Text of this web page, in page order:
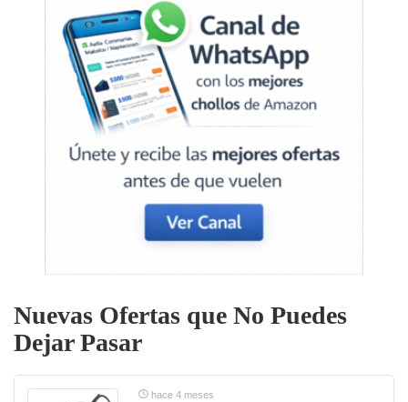
Nuevas Ofertas que No Puedes
Dejar Pasar
hace 4 meses